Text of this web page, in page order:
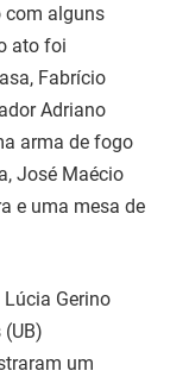
com alguns
ato foi
Fabrício
Adriano
arma de fogo
José Maécio
e uma mesa de
Lúcia Gerino
um